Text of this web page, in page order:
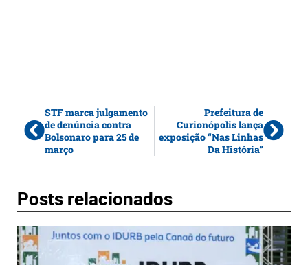
STF marca julgamento
de denúncia contra
Bolsonaro para 25 de
março
Prefeitura de
Curionópolis lança
exposição “Nas Linhas
Da História”
Posts relacionados